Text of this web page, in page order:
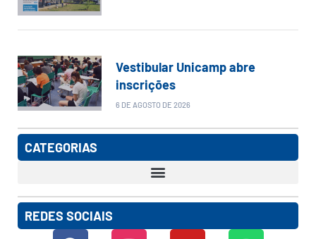
Vestibular Unicamp abre
inscrições
6 DE AGOSTO DE 2026
CATEGORIAS
REDES SOCIAIS